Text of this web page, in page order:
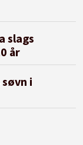
slags
år
i